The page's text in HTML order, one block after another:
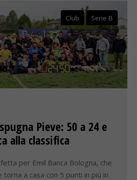
Club Serie B
Pieve: 50 a 24 e
alla classifica
per Emil Banca Bologna, che
torna a casa con 5 punti in più in